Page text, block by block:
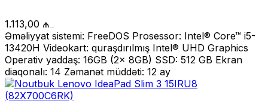
1.113,00 ₼
Əməliyyat sistemi: FreeDOS Prosessor: Intel® Core™ i5-
13420H Videokart: quraşdırılmış Intel® UHD Graphics
Operativ yaddaş: 16GB (2x 8GB) SSD: 512 GB Ekran
diaqonalı: 14 Zəmanət müddəti: 12 ay